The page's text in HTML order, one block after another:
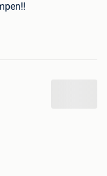
tanken zowel